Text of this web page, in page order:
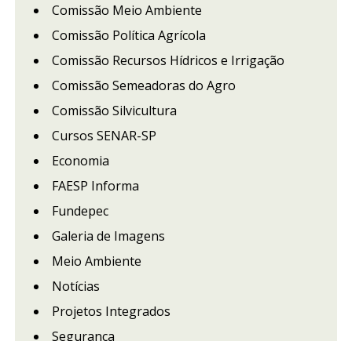
Comissão Meio Ambiente
Comissão Política Agrícola
Comissão Recursos Hídricos e Irrigação
Comissão Semeadoras do Agro
Comissão Silvicultura
Cursos SENAR-SP
Economia
FAESP Informa
Fundepec
Galeria de Imagens
Meio Ambiente
Notícias
Projetos Integrados
Segurança